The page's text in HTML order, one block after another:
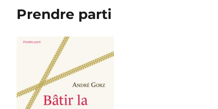
Prendre parti